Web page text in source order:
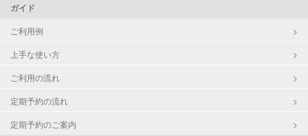
ガイド
ご利用例
上手な使い方
ご利用の流れ
定期予約の流れ
定期予約のご案内